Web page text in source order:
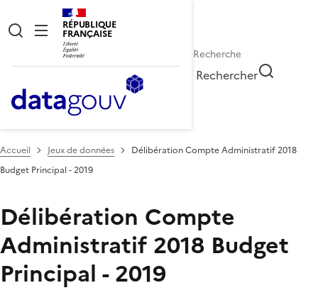
RÉPUBLIQUE
FRANÇAISE
Rechercher
Accueil Jeux de données
Délibération Compte Administratif 2018
Budget Principal - 2019
Délibération Compte
Administratif 2018 Budget
Principal - 2019